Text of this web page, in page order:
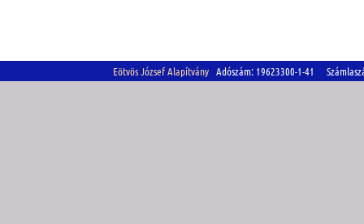
Eötvös József Alapítvány Adószám: 19623300-1-41